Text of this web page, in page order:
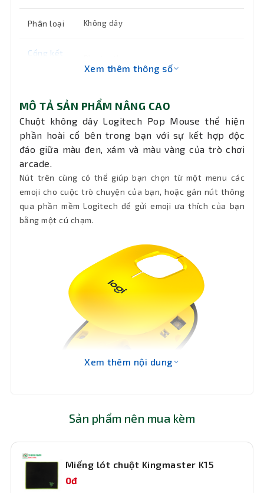
Phân loại Không dây
Cổng kết
hành hỗ
trợ
Windows 10 trở lên, macOS 10.15 trở lên
, Chrome OS , iPadOS 13.4 trở lên
Button
(nút)
4
Màu sắc Vàng, Hồng, Tím
Chiều dài
Không
Quang học
104,8 mm x 59,4 mm x 35,2 mm
Xem thêm thông số
MÔ TẢ SẢN PHẨM NÂNG CAO
Chuột không dây Logitech Pop Mouse thể hiện
phần hoài cổ bên trong bạn với sự kết hợp độc
đáo giữa màu đen, xám và màu vàng của trò chơi
arcade.
Nút trên cùng có thể giúp bạn chọn từ một menu các
emoji cho cuộc trò chuyện của bạn, hoặc gán nút thông
qua phần mềm Logitech để gửi emoji ưa thích của bạn
bằng một cú chạm.
Không chỉ có vẻ bề ngoài đẹp mắt, Chuột POP còn cho
cảm giác tuyệt vời, với đường uốn lượn nhẹ nhàng vừa
vặn ngay trong lòng bàn tay bạn. Ngoài ra, bạn có thể sử
dụng nó hầu như ở khắp mọi nơi.
Xem thêm nội dung
Sản phẩm nên mua kèm
Miếng lót chuột Kingmaster K15
0đ